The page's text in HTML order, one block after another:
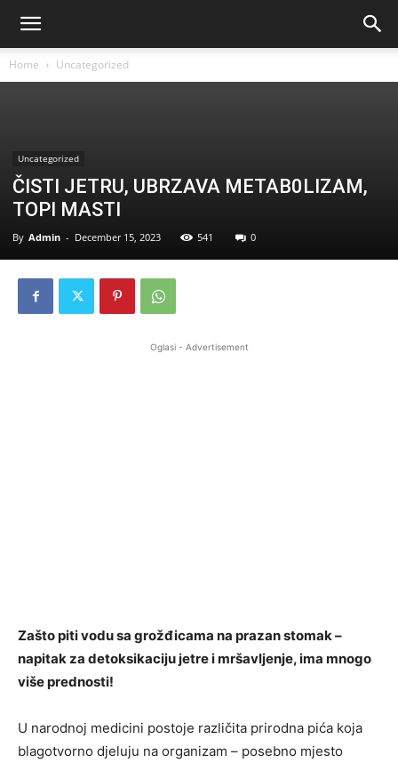
Home Uncategorized
Uncategorized
ČISTI JETRU, UBRZAVA METAB0LIZAM,
TOPI MASTI
By Admin - December 15, 2023 541 0
Oglasi - Advertisement
Zašto piti vodu sa grožđicama na prazan stomak –
napitak za detoksikaciju jetre i mršavljenje, ima mnogo
više prednosti!
U narodnoj medicini postoje različita prirodna pića koja
blagotvorno djeluju na organizam – posebno mjesto